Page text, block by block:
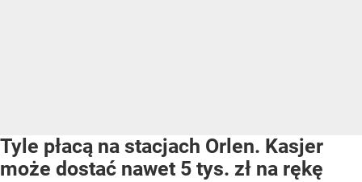
Tyle płacą na stacjach Orlen. Kasjer
może dostać nawet 5 tys. zł na rękę